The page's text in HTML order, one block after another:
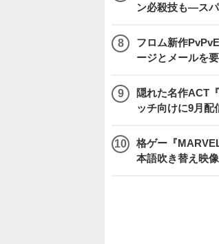
ン必殺技も―ス
フロム新作
ージとメールを
隠れた名作ACT
ッチ向けに9月配
格ゲー『
本語吹き替え映